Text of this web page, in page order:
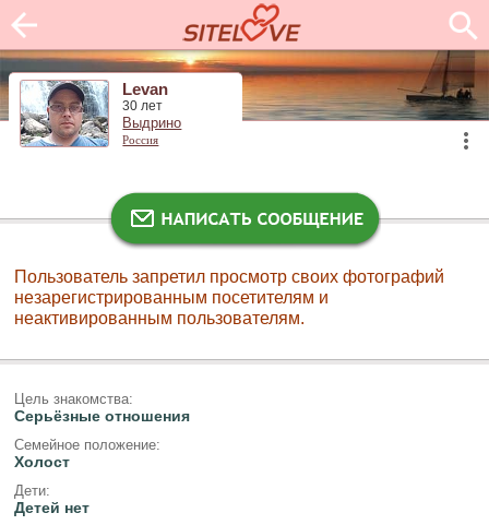
Levan
30 лет
Выдрино
Россия
Пользователь запретил просмотр своих фотографий
незарегистрированным посетителям и
неактивированным пользователям.
Цель знакомства:
Серьёзные отношения
Семейное положение:
Холост
Дети:
Детей нет